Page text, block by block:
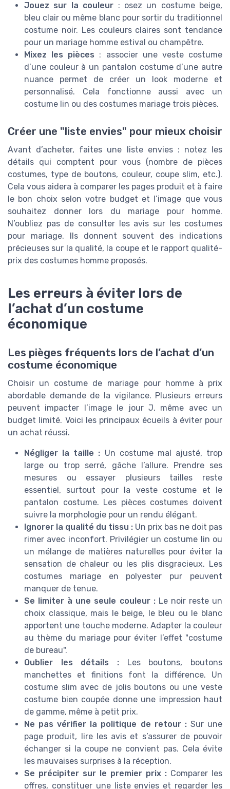
Jouez sur la couleur : osez un costume beige,
bleu clair ou même blanc pour sortir du traditionnel
costume noir. Les couleurs claires sont tendance
pour un mariage homme estival ou champêtre.
Mixez les pièces : associer une veste costume
d’une couleur à un pantalon costume d’une autre
nuance permet de créer un look moderne et
personnalisé. Cela fonctionne aussi avec un
costume lin ou des costumes mariage trois pièces.
Créer une "liste envies" pour mieux choisir
Avant d’acheter, faites une liste envies : notez les
détails qui comptent pour vous (nombre de pièces
costumes, type de boutons, couleur, coupe slim, etc.).
Cela vous aidera à comparer les pages produit et à faire
le bon choix selon votre budget et l’image que vous
souhaitez donner lors du mariage pour homme.
N’oubliez pas de consulter les avis sur les costumes
pour mariage. Ils donnent souvent des indications
précieuses sur la qualité, la coupe et le rapport qualité-
prix des costumes homme proposés.
Les erreurs à éviter lors de
l’achat d’un costume
économique
Les pièges fréquents lors de l’achat d’un
costume économique
Choisir un costume de mariage pour homme à prix
abordable demande de la vigilance. Plusieurs erreurs
peuvent impacter l’image le jour J, même avec un
budget limité. Voici les principaux écueils à éviter pour
un achat réussi.
Négliger la taille : Un costume mal ajusté, trop
large ou trop serré, gâche l’allure. Prendre ses
mesures ou essayer plusieurs tailles reste
essentiel, surtout pour la veste costume et le
pantalon costume. Les pièces costumes doivent
suivre la morphologie pour un rendu élégant.
Ignorer la qualité du tissu : Un prix bas ne doit pas
rimer avec inconfort. Privilégier un costume lin ou
un mélange de matières naturelles pour éviter la
sensation de chaleur ou les plis disgracieux. Les
costumes mariage en polyester pur peuvent
manquer de tenue.
Se limiter à une seule couleur :Le noir reste un
choix classique, mais le beige, le bleu ou le blanc
apportent une touche moderne. Adapter la couleur
au thème du mariage pour éviter l’effet "costume
de bureau".
Oublier les détails : Les boutons, boutons
manchettes et finitions font la différence. Un
costume slim avec de jolis boutons ou une veste
costume bien coupée donne une impression haut
de gamme, même à petit prix.
Ne pas vérifier la politique de retour :Sur une
page produit, lire les avis et s’assurer de pouvoir
échanger si la coupe ne convient pas. Cela évite
les mauvaises surprises à la réception.
Se précipiter sur le premier prix : Comparer les
offres, constituer une liste envies et regarder les